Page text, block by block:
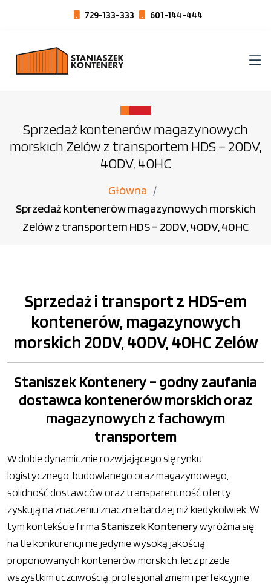
729-133-333 601-144-444
Sprzedaż kontenerów magazynowych
morskich Zelów z transportem HDS – 20DV,
40DV, 40HC
Główna
Sprzedaż kontenerów magazynowych morskich
Zelów z transportem HDS – 20DV, 40DV, 40HC
Sprzedaż i transport z HDS-em
kontenerów, magazynowych
morskich 20DV, 40DV, 40HC Zelów
Staniszek Kontenery – godny zaufania
dostawca kontenerów morskich oraz
magazynowych z fachowym
transportem
W dobie dynamicznie rozwijającego się rynku
logistycznego, budowlanego oraz magazynowego,
solidność dostawców oraz transparentność oferty
zyskują na znaczeniu znacznie bardziej niż kiedykolwiek. W
tym kontekście firmaStaniszek Kontenerywyróżnia się
na tle konkurencji nie jedynie wysoką jakością
proponowanych kontenerów morskich, lecz przede
wszystkim uczciwością, profesjonalizmem i perfekcyjnie